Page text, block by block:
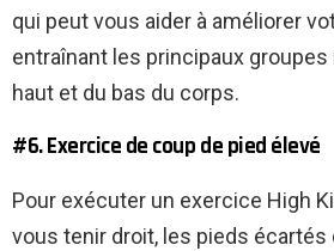
qui peut vous aider à améliorer
entraînant les principaux
haut et du bas du corps.
#6. Exercice de coup de pied élevé
Pour exécuter un exercice High
vous tenir droit, les pieds écartés